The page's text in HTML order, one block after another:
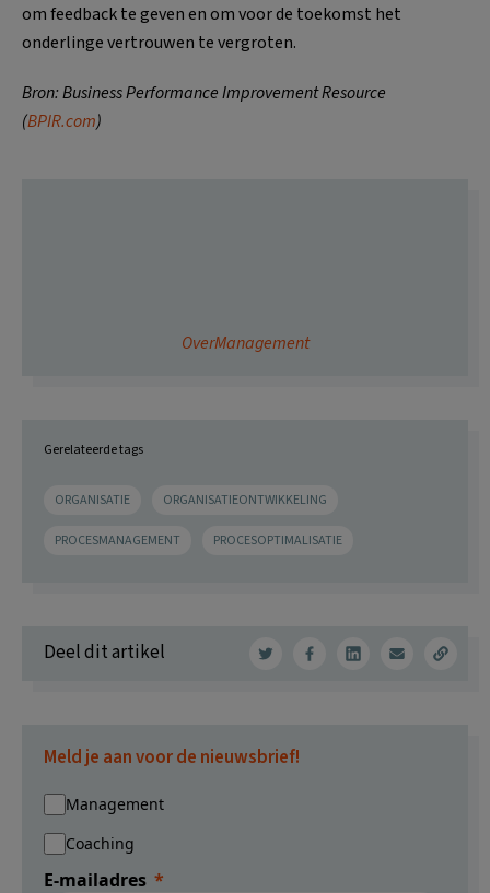
om feedback te geven en om voor de toekomst het
onderlinge vertrouwen te vergroten.
Bron: Business Performance Improvement Resource
(BPIR.com)
OverManagement
Gerelateerde tags
ORGANISATIE ORGANISATIEONTWIKKELING
PROCESMANAGEMENT PROCESOPTIMALISATIE
Deel dit artikel
Meld je aan voor de nieuwsbrief!
Management
Coaching
E-mailadres